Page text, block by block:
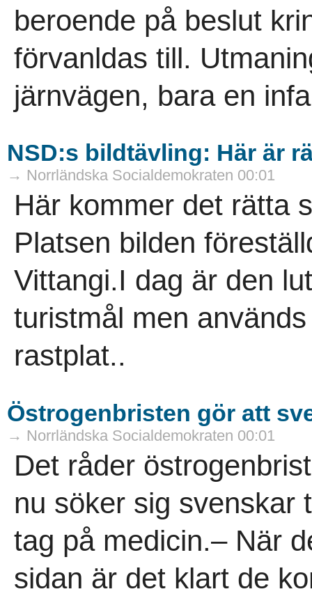
beroende på beslut
förvanldas till.
järnvägen, bara en
NSD:s bildtävling: Här är
→ Norrländska Socialdemokraten 00:01
Här kommer det rätta
Platsen bilden
Vittangi.I dag är den
turistmål men
rastplat..
Östrogenbristen gör att
→ Norrländska Socialdemokraten 00:01
Det råder
nu söker sig svenskar
tag på medicin.– När
sidan är det klart de